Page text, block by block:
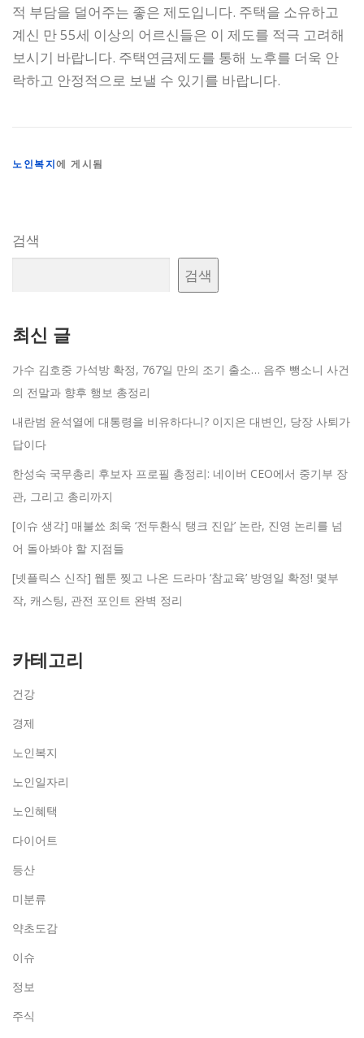
적 부담을 덜어주는 좋은 제도입니다. 주택을 소유하고
계신 만 55세 이상의 어르신들은 이 제도를 적극 고려해
보시기 바랍니다. 주택연금제도를 통해 노후를 더욱 안
락하고 안정적으로 보낼 수 있기를 바랍니다.
노인복지에 게시됨
검색
검색
최신 글
가수 김호중 가석방 확정, 767일 만의 조기 출소… 음주 뺑소니 사건
의 전말과 향후 행보 총정리
내란범 윤석열에 대통령을 비유하다니? 이지은 대변인, 당장 사퇴가
답이다
한성숙 국무총리 후보자 프로필 총정리: 네이버 CEO에서 중기부 장
관, 그리고 총리까지
[이슈 생각] 매불쑈 최욱 ‘전두환식 탱크 진압’ 논란, 진영 논리를 넘
어 돌아봐야 할 지점들
[넷플릭스 신작] 웹툰 찢고 나온 드라마 ‘참교육’ 방영일 확정! 몇부
작, 캐스팅, 관전 포인트 완벽 정리
카테고리
건강
경제
노인복지
노인일자리
노인혜택
다이어트
등산
미분류
약초도감
이슈
정보
주식